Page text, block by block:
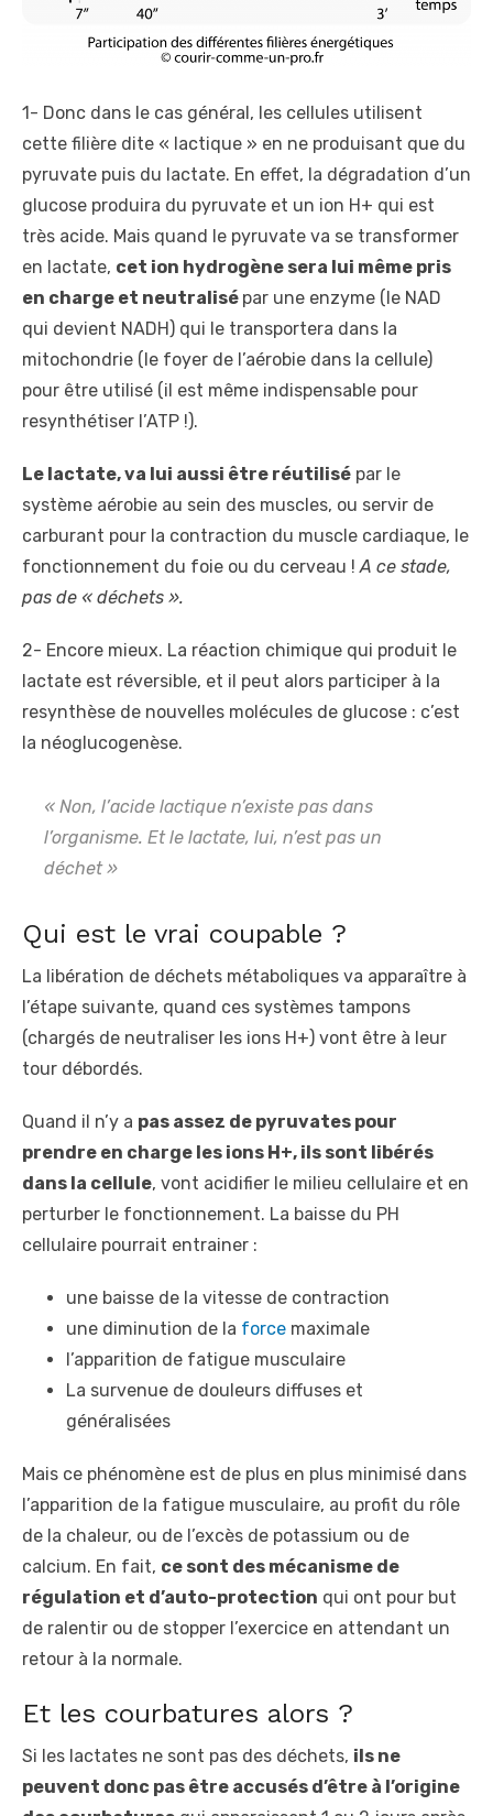
1- Donc dans le cas général, les cellules utilisent
cette filière dite « lactique » en ne produisant que du
pyruvate puis du lactate. En effet, la dégradation d’un
glucose produira du pyruvate et un ion H+ qui est
très acide. Mais quand le pyruvate va se transformer
en lactate, cet ion hydrogène sera lui même pris
en charge et neutralisé par une enzyme (le NAD
qui devient NADH) qui le transportera dans la
mitochondrie (le foyer de l’aérobie dans la cellule)
pour être utilisé (il est même indispensable pour
resynthétiser l’ATP !).
Le lactate, va lui aussi être réutilisé par le
système aérobie au sein des muscles, ou servir de
carburant pour la contraction du muscle cardiaque, le
fonctionnement du foie ou du cerveau !A ce stade,
pas de « déchets ».
2- Encore mieux. La réaction chimique qui produit le
lactate est réversible, et il peut alors participer à la
resynthèse de nouvelles molécules de glucose : c’est
la néoglucogenèse.
« Non, l’acide lactique n’existe pas dans
l’organisme. Et le lactate, lui, n’est pas un
déchet »
Qui est le vrai coupable ?
La libération de déchets métaboliques va apparaître à
l’étape suivante, quand ces systèmes tampons
(chargés de neutraliser les ions H+) vont être à leur
tour débordés.
Quand il n’y a pas assez de pyruvates pour
prendre en charge les ions H+, ils sont libérés
dans la cellule, vont acidifier le milieu cellulaire et en
perturber le fonctionnement. La baisse du PH
cellulaire pourrait entrainer :
une baisse de la vitesse de contraction
une diminution de la force maximale
l’apparition de fatigue musculaire
La survenue de douleurs diffuses et
généralisées
Mais ce phénomène est de plus en plus minimisé dans
l’apparition de la fatigue musculaire, au profit du rôle
de la chaleur, ou de l’excès de potassium ou de
calcium. En fait, ce sont des mécanisme de
régulation et d’auto-protection qui ont pour but
de ralentir ou de stopper l’exercice en attendant un
retour à la normale.
Et les courbatures alors ?
Si les lactates ne sont pas des déchets, ils ne
peuvent donc pas être accusés d’être à l’origine